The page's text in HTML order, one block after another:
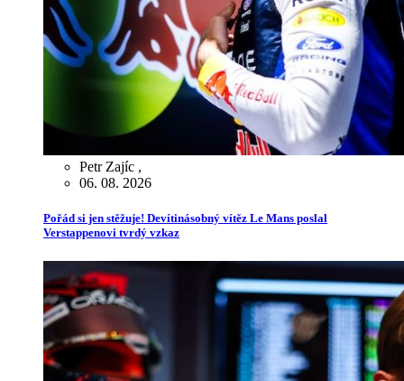
Petr Zajíc ,
06. 08. 2026
Pořád si jen stěžuje! Devítinásobný vítěz Le Mans poslal
Verstappenovi tvrdý vzkaz